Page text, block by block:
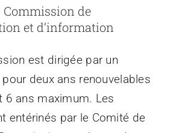
de
et d’information
est dirigée par un
deux ans renouvelables
6 ans maximum. Les
entérinés par le Comité de